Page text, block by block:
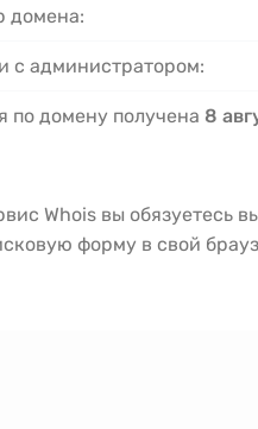
домена:
с администратором:
по домену получена 8
Whois вы обязуетесь
форму в свой